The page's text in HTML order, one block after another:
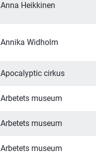
Anna Heikkinen
Annika Widholm
Apocalyptic cirkus
Arbetets museum
Arbetets museum
Arbetets museum